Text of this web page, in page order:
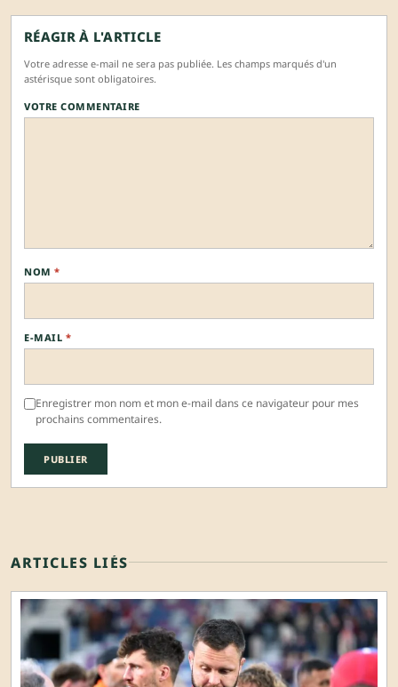
RÉAGIR À L'ARTICLE
Votre adresse e-mail ne sera pas publiée. Les champs marqués d'un
astérisque sont obligatoires.
VOTRE COMMENTAIRE
NOM *
E-MAIL *
Enregistrer mon nom et mon e-mail dans ce navigateur pour mes
prochains commentaires.
ARTICLES LIÉS